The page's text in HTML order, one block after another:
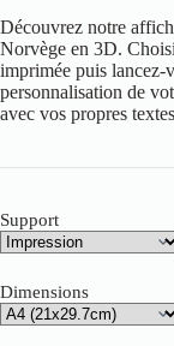
Découvrez notre
Norvège en 3D.
imprimée puis lancez-
personnalisation de
avec vos propres
Support
Dimensions